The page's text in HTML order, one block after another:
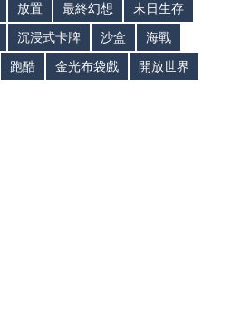
放置 最終幻想
末日生存
沉浸式卡牌 沙盒
海戰
跑酷 金光布袋戲
開放世界